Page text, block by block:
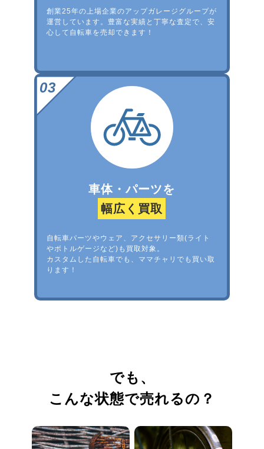
創業25年の上場企業のアップガレージグループが
運営しています。豊富な実績と丁寧な査定で、安
心して自転車を売却できます！
車体・パーツを
幅広く買取
自転車パーツやウェア、アクセサリー類(ライト
やボトルゲージなど)も買取対象。
カスタムした自転車でも、ママチャリでも買い取
ります！
でも、
こんな状態で売れるの？